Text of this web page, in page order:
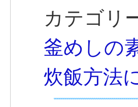
カテゴリ
釜めしの
炊飯方法